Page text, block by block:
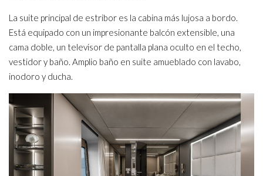
La suite principal de estribor es la cabina más lujosa a bordo.
Está equipado con un impresionante balcón extensible, una
cama doble, un televisor de pantalla plana oculto en el techo,
vestidor y baño. Amplio baño en suite amueblado con lavabo,
inodoro y ducha.